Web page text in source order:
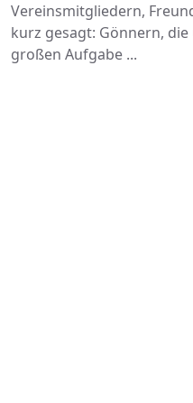
Vereinsmitgliedern,
kurz gesagt: Gönnern,
großen Aufgabe ...